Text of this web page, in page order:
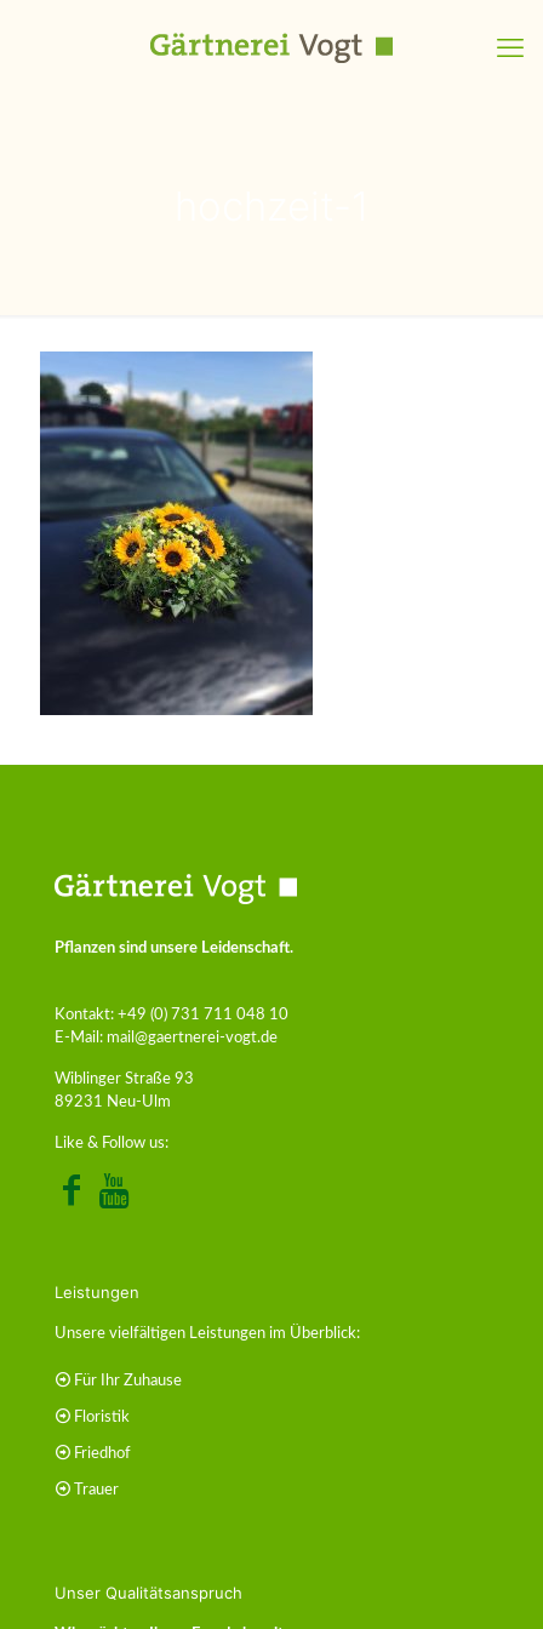
Pflanzen sind unsere Leidenschaft.
Kontakt: +49 (0) 731 711 048 10
E-Mail: mail@gaertnerei-vogt.de
Wiblinger Straße 93
89231 Neu-Ulm
Like & Follow us:
Leistungen
Unsere vielfältigen Leistungen im Überblick:
Für Ihr Zuhause
Floristik
Friedhof
Trauer
Unser Qualitätsanspruch